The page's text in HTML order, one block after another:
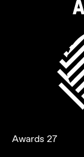
Awards 27